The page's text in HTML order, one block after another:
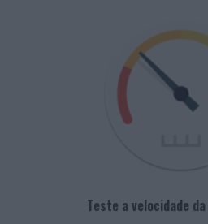
Teste a velocidade